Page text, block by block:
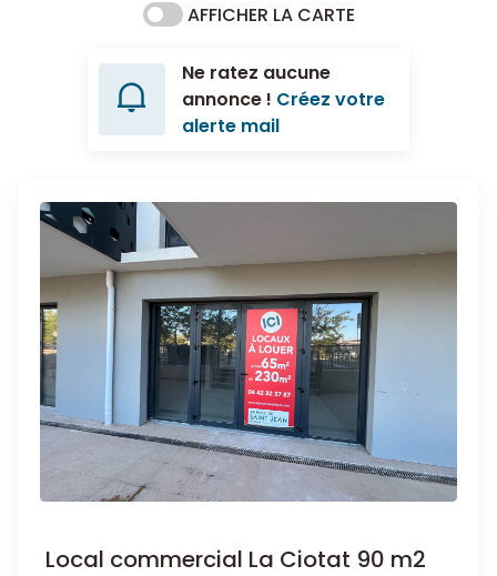
AFFICHER LA CARTE
Ne ratez aucune
annonce ! Créez votre
alerte mail
Local commercial La Ciotat 90 m2